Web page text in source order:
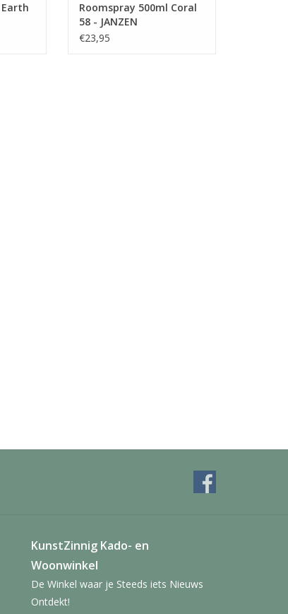
Roomspray 500ml Coral
58 - JANZEN
€23,95
KunstZinnig Kado- en
Woonwinkel
De Winkel waar je Steeds iets Nieuws
Ontdekt!